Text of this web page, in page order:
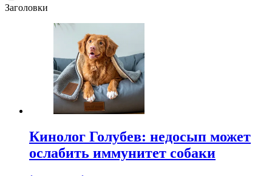
Заголовки
Кинолог Голубев: недосып может
ослабить иммунитет собаки